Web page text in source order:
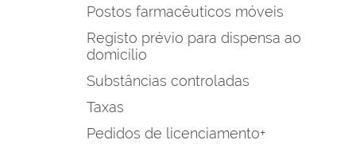
Postos farmacêuticos móveis
Registo prévio para dispensa ao
domicílio
Substâncias controladas
Taxas
Pedidos de licenciamento+